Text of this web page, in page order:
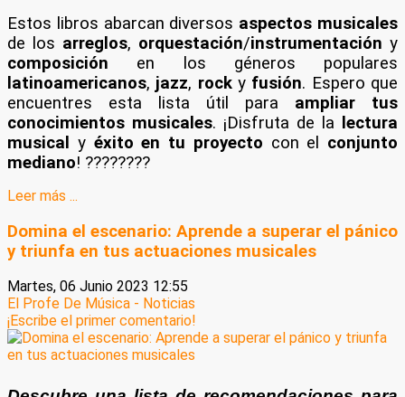
Estos libros abarcan diversos aspectos musicales
de los arreglos, orquestación/instrumentación y
composición en los géneros populares
latinoamericanos, jazz, rocky fusión. Espero que
encuentres esta lista útil para ampliar tus
conocimientos musicales. ¡Disfruta de la
lectura
musical
y éxito en tu proyecto con el conjunto
mediano! ????????
Leer más ...
Domina el escenario: Aprende a superar el pánico
y triunfa en tus actuaciones musicales
Martes, 06 Junio 2023 12:55
El Profe De Música - Noticias
¡Escribe el primer comentario!